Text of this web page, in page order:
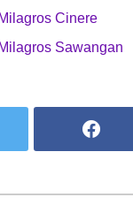
Cinere
Sawangan